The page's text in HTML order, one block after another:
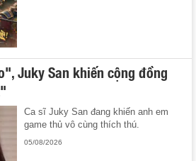
Juky San khiến cộng đồng
Ca sĩ Juky San đang khiến anh em
game thủ vô cùng thích thú.
05/08/2026